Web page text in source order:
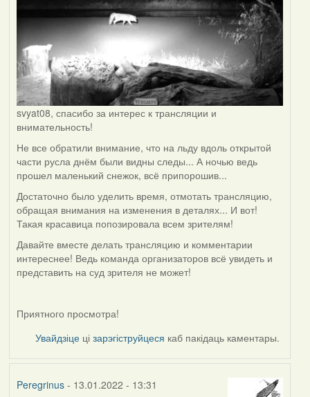
svyat08, спасибо за интерес к трансляции и
внимательность!
Не все обратили внимание, что на льду вдоль открытой
части русла днём были видны следы... А ночью ведь
прошел маленький снежок, всё припорошив...
Достаточно было уделить время, отмотать трансляцию,
обращая внимания на изменения в деталях... И вот!
Такая красавица попозировала всем зрителям!
Давайте вместе делать трансляцию и комментарии
интереснее! Ведь команда организаторов всё увидеть и
представить на суд зрителя не может!
Приятного просмотра!
Увайдзіце цізарэгіструйцеся каб пакідаць каментары.
Peregrinus- 13.01.2022 - 13:31